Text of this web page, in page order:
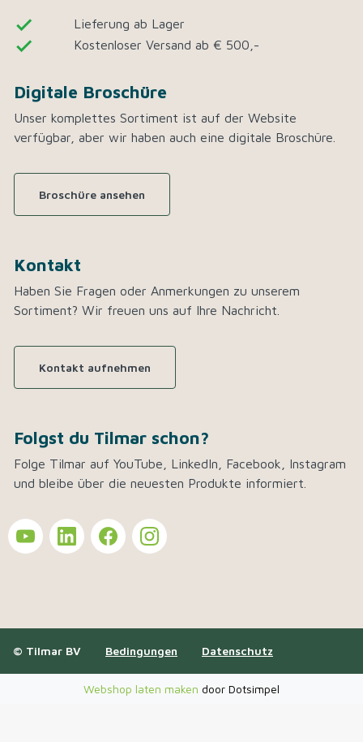
done Lieferung ab Lager
done Kostenloser Versand ab € 500,-
Digitale Broschüre
Unser komplettes Sortiment ist auf der Website
verfügbar, aber wir haben auch eine digitale Broschüre.
Broschüre ansehen
Kontakt
Haben Sie Fragen oder Anmerkungen zu unserem
Sortiment? Wir freuen uns auf Ihre Nachricht.
Kontakt aufnehmen
Folgst du Tilmar schon?
Folge Tilmar auf YouTube, LinkedIn, Facebook, Instagram
und bleibe über die neuesten Produkte informiert.
© Tilmar BV Bedingungen Datenschutz
Webshop laten maken door Dotsimpel